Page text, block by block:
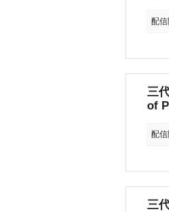
配信
三
of
配信
三